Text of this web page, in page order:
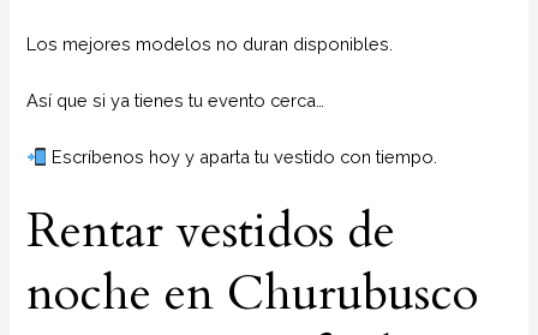
Los mejores modelos no duran disponibles.
Así que si ya tienes tu evento cerca…
Escríbenos hoy y aparta tu vestido con tiempo.
Rentar vestidos de
noche en Churubusco